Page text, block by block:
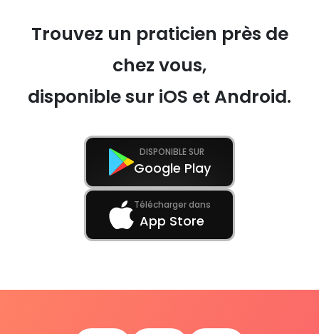
Trouvez un praticien près de
chez vous,
disponible sur iOS et Android.
DISPONIBLE SUR
Google Play
Télécharger dans
App Store